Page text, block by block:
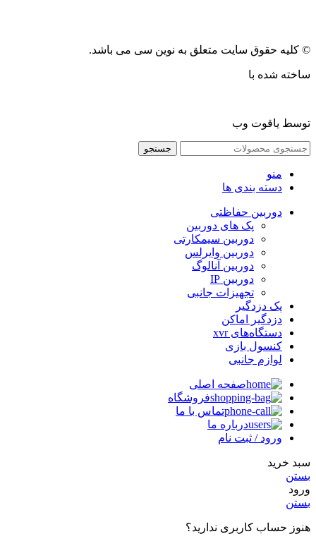
© کلیه حقوق سایت متعلق به نوین سی می باشد.
ساخته شده با
توسط یاقوت وب
جستجو
منو
دسته بندی ها
دوربین حفاظتی
پک های دوربین
دوربین سیمکارتی
دوربین وایرلس
دوربین آنالوگ
دوربین IP
تجهیزات جانبی
پک دزدگیر
دزدگیر اماکن
دستگاه‌های xvr
کنسول بازی
لوازم جانبی
صفحه اصلی
فروشگاه
تماس با ما
درباره ما
ورود / ثبت نام
سبد خرید
بستن
ورود
بستن
هنوز حساب کاربری ندارید؟